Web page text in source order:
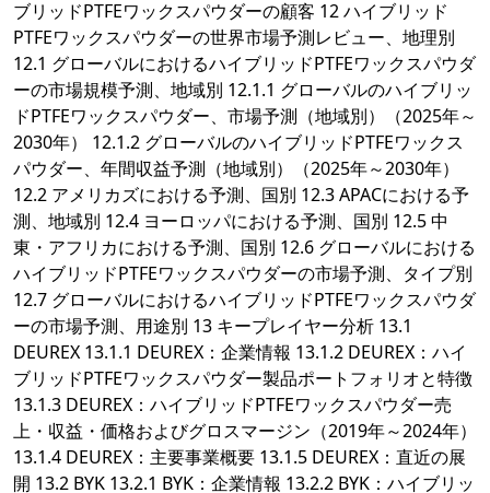
ブリッドPTFEワックスパウダーの顧客 12 ハイブリッド
PTFEワックスパウダーの世界市場予測レビュー、地理別
12.1 グローバルにおけるハイブリッドPTFEワックスパウダ
ーの市場規模予測、地域別 12.1.1 グローバルのハイブリッ
ドPTFEワックスパウダー、市場予測（地域別）（2025年～
2030年） 12.1.2 グローバルのハイブリッドPTFEワックス
パウダー、年間収益予測（地域別）（2025年～2030年）
12.2 アメリカズにおける予測、国別 12.3 APACにおける予
測、地域別 12.4 ヨーロッパにおける予測、国別 12.5 中
東・アフリカにおける予測、国別 12.6 グローバルにおける
ハイブリッドPTFEワックスパウダーの市場予測、タイプ別
12.7 グローバルにおけるハイブリッドPTFEワックスパウダ
ーの市場予測、用途別 13 キープレイヤー分析 13.1
DEUREX 13.1.1 DEUREX：企業情報 13.1.2 DEUREX：ハイ
ブリッドPTFEワックスパウダー製品ポートフォリオと特徴
13.1.3 DEUREX：ハイブリッドPTFEワックスパウダー売
上・収益・価格およびグロスマージン（2019年～2024年）
13.1.4 DEUREX：主要事業概要 13.1.5 DEUREX：直近の展
開 13.2 BYK 13.2.1 BYK：企業情報 13.2.2 BYK：ハイブリッ